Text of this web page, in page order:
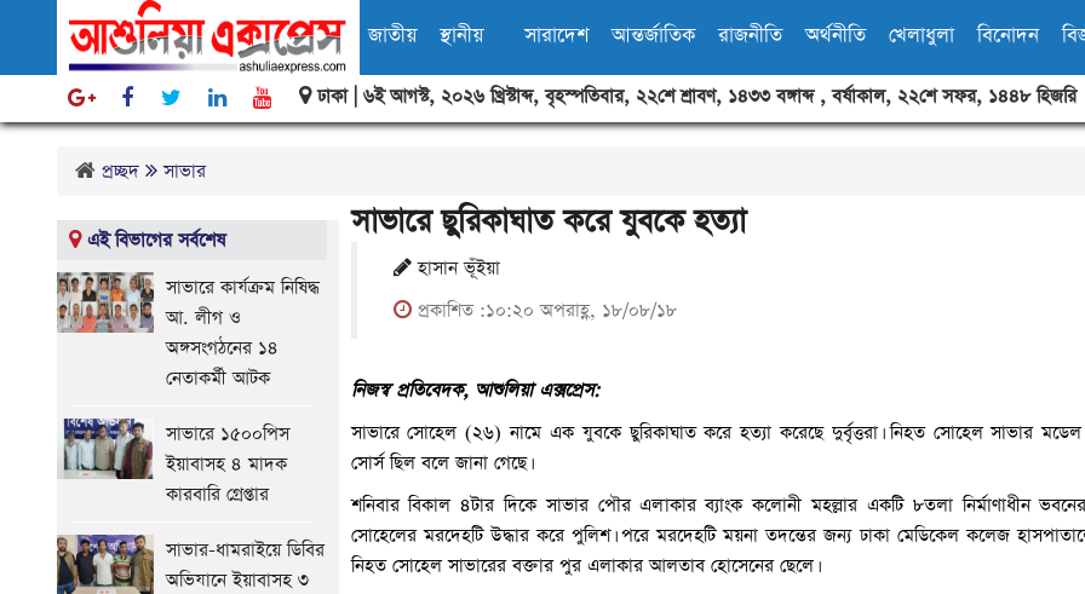
জাতীয় স্থানীয় সারাদেশ আন্তর্জাতিক রাজনীতি অর্থনীতি খেলাধুলা বিনোদন
বিবিধ
ঢাকা | ৬ই আগস্ট, ২০২৬ খ্রিস্টাব্দ,বৃহস্পতিবার, ২২শে শ্রাবণ, ১৪৩৩ বঙ্গাব্দ,বর্ষাকাল, ২২শে সফর, ১৪৪৮ হিজরি
প্রচ্ছদ সাভার
সাভারে ছুরিকাঘাত করে যুবকে হত্যা
হাসান ভূঁইয়া
প্রকাশিত :১০:২০ অপরাহ্ণ, ১৮/০৮/১৮
নিজস্ব প্রতিবেদক, আশুলিয়া এক্সপ্রেস:
সাভারে সোহেল (২৬) নামে এক যুবকে ছুরিকাঘাত করে হত্যা করেছে দুর্বৃত্তরা। নিহত সোহেল সাভার
সোর্স ছিল বলে জানা গেছে।
শনিবার বিকাল ৪টার দিকে সাভার পৌর এলাকার ব্যাংক কলোনী মহল্লার একটি ৮তলা নির্মাণাধীন
সোহেলের মরদেহটি উদ্ধার করে পুলিশ। পরে মরদেহটি ময়না তদন্তের জন্য ঢাকা মেডিকেল কলেজ
নিহত সোহেল সাভারের বক্তার পুর এলাকার আলতাব হোসেনের ছেলে।
এই বিভাগের সর্বশেষ
সাভারে কার্যক্রম নিষিদ্ধ
আ. লীগ ও
অঙ্গসংগঠনের ১৪
নেতাকর্মী আটক
সাভারে ১৫০০পিস
ইয়াবাসহ ৪ মাদক
কারবারি গ্রেপ্তার
সাভার-ধামরাইয়ে ডিবির
অভিযানে ইয়াবাসহ ৩